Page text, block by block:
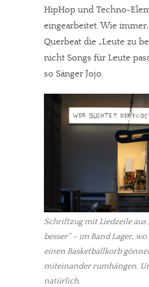
HipHop und Techno-
eingearbeitet. Wie
Querbeat die „Leute zu
nicht Songs für Leute
so Sänger Jojo.
Schriftzug mit Liedzeile aus
besser“ – im Band Lager,
einen Basketballkorb
miteinander rumhängen.
natürlich.